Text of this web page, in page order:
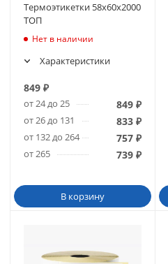
Термоэтикетки 58х60х2000
ТОП
Нет в наличии
Характеристики
849 ₽
от 24 до 25 849₽
от 26 до 131 833₽
от 132 до 264 757₽
от 265 739₽
В корзину